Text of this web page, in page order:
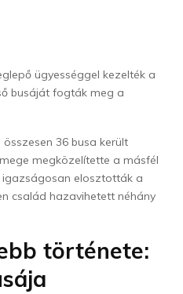
ügyességgel kezelték a
busáját fogták meg a
36 busa került
megközelítette a másfél
elosztották a
család hazavihetett néhány
története: